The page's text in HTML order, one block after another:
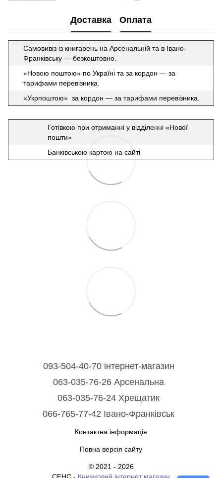
Доставка Оплата
Самовивіз із книгарень на Арсенальній та в Івано-
Франківську — безкоштовно.
«Новою поштою» по Україні та за кордон — за
тарифами перевізника.
«Укрпоштою» за кордон — за тарифами перевізника.
Готівкою при отриманні у відділенні «Нової
пошти»
Банківською картою на сайті
093-504-40-70 інтернет-магазин
063-035-76-26 Арсенальна
063-035-76-24 Хрещатик
066-765-77-42 Івано-Франківськ
Контактна інформація
Повна версія сайту
© 2021 - 2026